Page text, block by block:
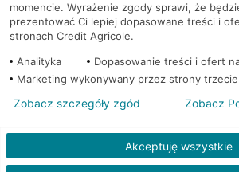
PolitykaCookies
© 2026 Credit Agricole Bank Polska S.A. Wszelkie
momencie. Wyrażenie zgody sprawi, że
prezentować Ci lepiej dopasowane treści i
stronach Credit Agricole.
Analityka
Dopasowanie treści i ofert
Marketing wykonywany przez strony trzecie
Akceptuję wszystkie
Zobacz szczegóły zgód Zobacz